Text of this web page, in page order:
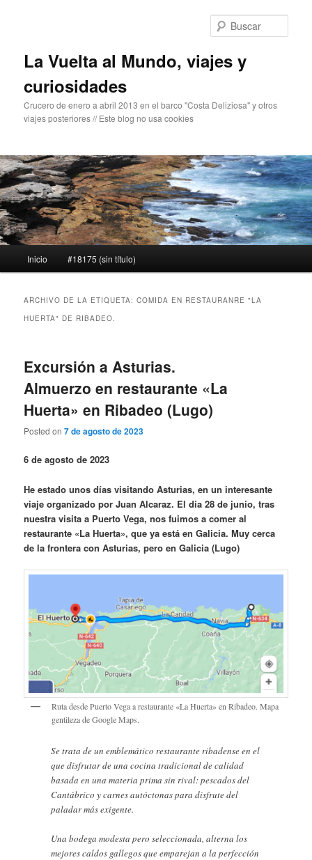
La Vuelta al Mundo, viajes y
curiosidades
Crucero de enero a abril 2013 en el barco "Costa Deliziosa" y otros
viajes posteriores // Este blog no usa cookies
principal
Inicio #18175 (sin título)
ARCHIVO DE LA ETIQUETA:COMIDA EN RESTAURANRE "LA
HUERTA" DE RIBADEO.
Excursión a Asturias.
Almuerzo en restaurante «La
Huerta» en Ribadeo (Lugo)
Posted on7 de agosto de 2023
6 de agosto de 2023
He estado unos días visitando Asturias, en un interesante
viaje organizado por Juan Alcaraz. El día 28 de junio, tras
nuestra visita a Puerto Vega, nos fuimos a comer al
restaurante «La Huerta», que ya está en Galicia. Muy cerca
de la frontera con Asturias, pero en Galicia (Lugo)
Ruta desde Puerto Vega a restaurante «La Huerta» en Ribadeo. Mapa
gentileza de Google Maps.
Se trata de un emblemático restaurante ribadense en el
que disfrutar de una cocina tradicional de calidad
basada en una materia prima sin rival: pescados del
Cantábrico y carnes autóctonas para disfrute del
paladar más exigente.
Una bodega modesta pero seleccionada, alterna los
mejores caldos gallegos que emparejan a la perfección